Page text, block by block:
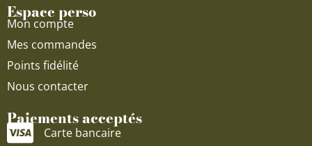
Espace perso
Mon compte
Mes commandes
Points fidélité
Nous contacter
Paiements acceptés
Carte bancaire